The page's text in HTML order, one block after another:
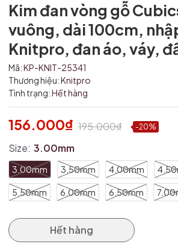
Kim đan vòng gỗ
vuông, dài 100cm,
Knitpro, đan áo, váy,
Mã:KP-KNIT-25341
Thương hiệu:Knitpro
Tình trạng:Hết hàng
156.000₫ 195.000₫ -20%
Size: 3.00mm
3.00mm 3.50mm 4.00mm
5.50mm 6.00mm 6.50mm
Hết hàng
Mã giảm giá:
Ngày hết hạn:
Điều kiện: